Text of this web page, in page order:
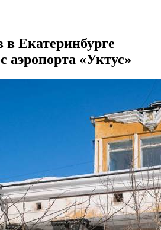
в Екатеринбурге
аэропорта «Уктус»